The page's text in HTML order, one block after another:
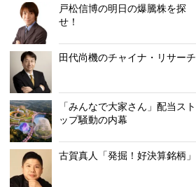
戸松信博の明日の爆騰株を探
せ！
田代尚機のチャイナ・リサーチ
「みんなで大家さん」配当スト
ップ騒動の内幕
古賀真人「発掘！好決算銘柄」